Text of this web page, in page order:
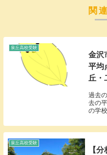
関
泉丘高校受験
金沢
平均
丘・
過去
去の
の学
去5年
点前
泉丘高校受験
【